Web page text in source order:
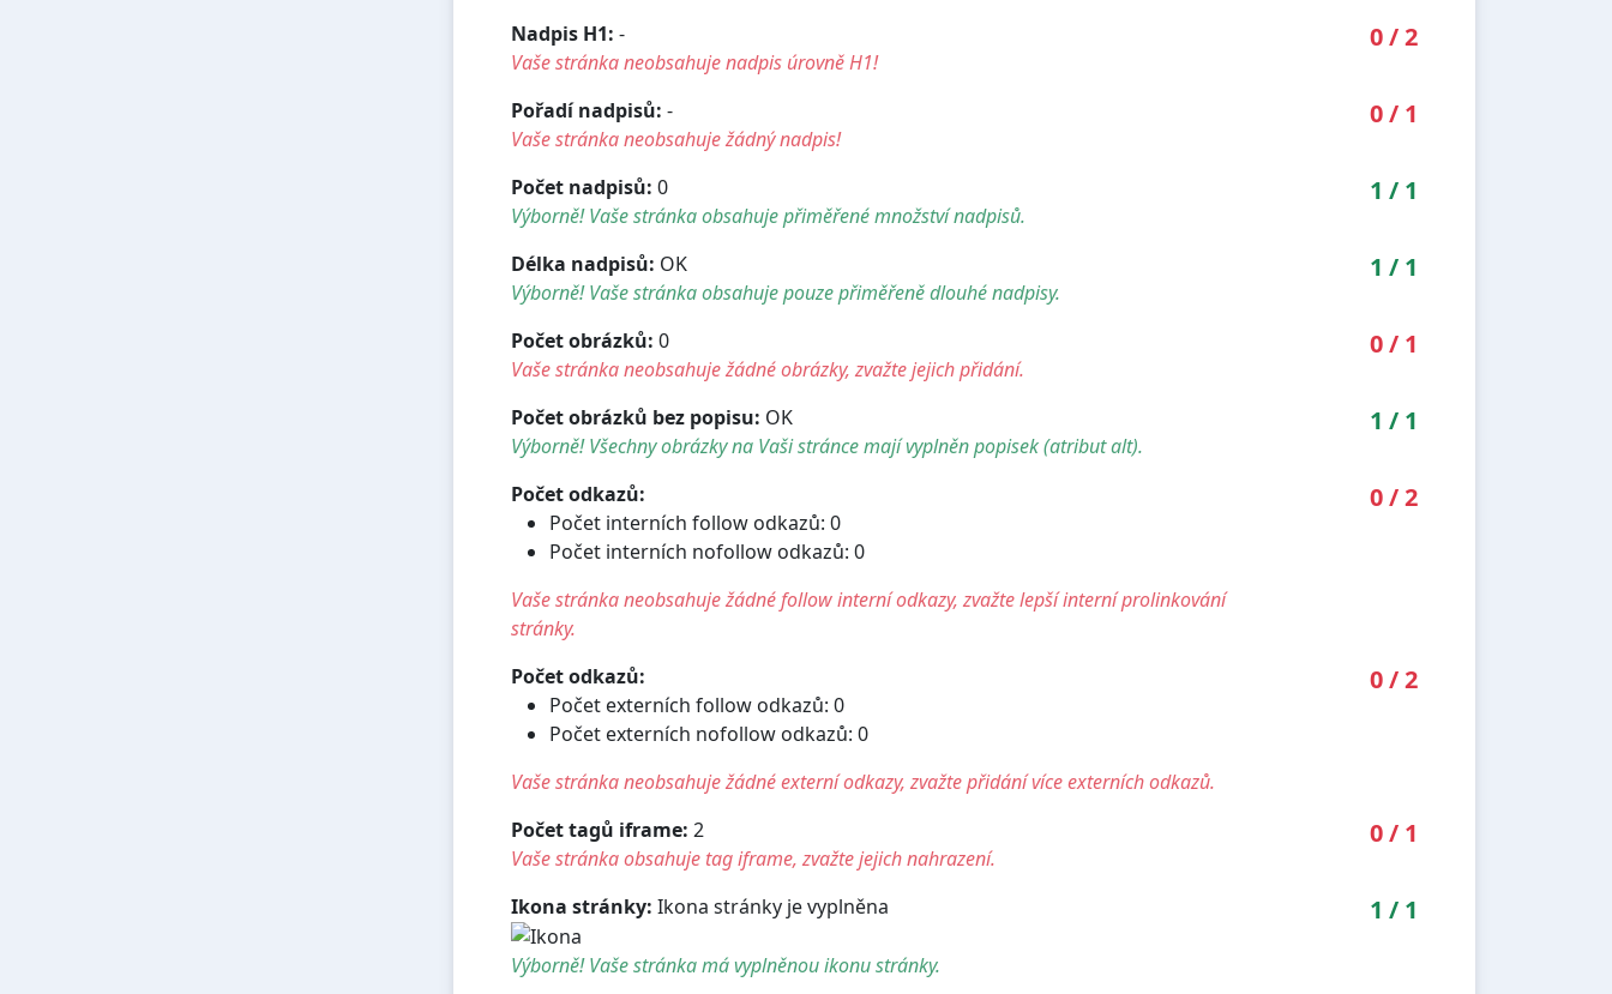
Nadpis H1: -
Vaše stránka neobsahuje nadpis úrovně H1!
0/2
Pořadí nadpisů: -
Vaše stránka neobsahuje žádný nadpis!
0/ 1
Počet nadpisů: 0
Výborně! Vaše stránka obsahuje přiměřené množství nadpisů.
1 / 1
Délka nadpisů: OK
Výborně! Vaše stránka obsahuje pouze přiměřeně dlouhé nadpisy.
1 / 1
Počet obrázků: 0
Vaše stránka neobsahuje žádné obrázky, zvažte jejich přidání.
0/ 1
Počet obrázků bez popisu: OK
Výborně! Všechny obrázky na Vaši stránce mají vyplněn popisek (atribut alt).
1 / 1
Počet odkazů:
Počet interních follow odkazů: 0
Počet interních nofollow odkazů: 0
Vaše stránka neobsahuje žádné follow interní odkazy, zvažte lepší interní prolinkování
stránky.
0/2
Počet odkazů:
Počet externích follow odkazů: 0
Počet externích nofollow odkazů: 0
Vaše stránka neobsahuje žádné externí odkazy, zvažte přidání více externích odkazů.
0/2
Počet tagů iframe: 2
Vaše stránka obsahuje tag iframe, zvažte jejich nahrazení.
0/ 1
Ikona stránky: Ikona stránky je vyplněna
Výborně! Vaše stránka má vyplněnou ikonu stránky.
1 / 1